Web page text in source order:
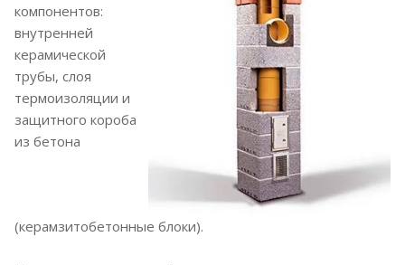
компонентов:
внутренней
керамической
трубы, слоя
термоизоляции и
защитного короба
из бетона
(керамзитобетонные блоки).